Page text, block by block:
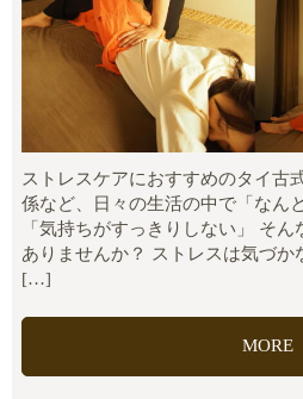
ストレスケアにおすすめのタイ古
係など、日々の生活の中で「なん
「気持ちがすっきりしない」 そ
ありませんか？ ストレスは気づか
[…]
MORE